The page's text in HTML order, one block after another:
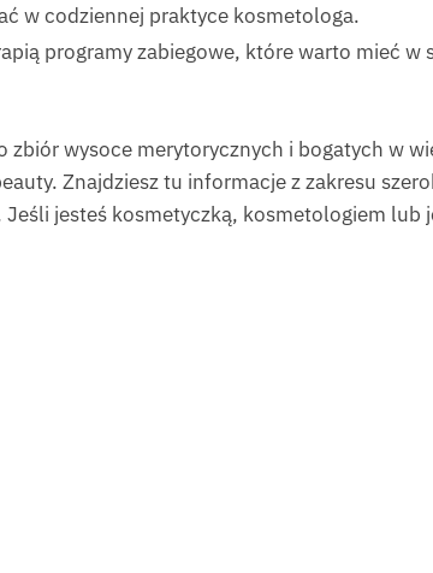
w codziennej praktyce kosmetologa.
programy zabiegowe, które warto mieć w
zbiór wysoce merytorycznych i bogatych w
Znajdziesz tu informacje z zakresu
jesteś kosmetyczką, kosmetologiem